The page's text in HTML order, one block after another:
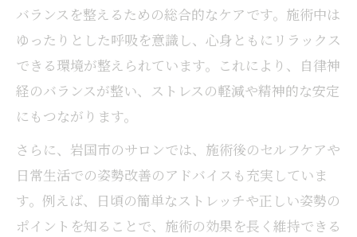
バランスを整えるための総合的なケアです。施術中は
ゆったりとした呼吸を意識し、心身ともにリラックス
できる環境が整えられています。これにより、自律神
経のバランスが整い、ストレスの軽減や精神的な安定
にもつながります。
さらに、岩国市のサロンでは、施術後のセルフケアや
日常生活での姿勢改善のアドバイスも充実していま
す。例えば、日頃の簡単なストレッチや正しい姿勢の
ポイントを知ることで、施術の効果を長く維持できる